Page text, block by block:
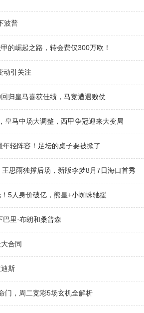
波普
的崛起之路，转会费仅300万欧！
动引关注
归皇马喜获佳绩，马竞遭遇败仗
皇马中场大调整，西甲争冠迎来大变局
轻阵容！足坛的桌子要被掀了
思雨独撑后场，新版李梦8月7日海口首秀
5人身价破亿，熊皇+小蜘蛛驰援
里·布朗和桑普森
合同
斯
门，周二竞彩5场玄机全解析